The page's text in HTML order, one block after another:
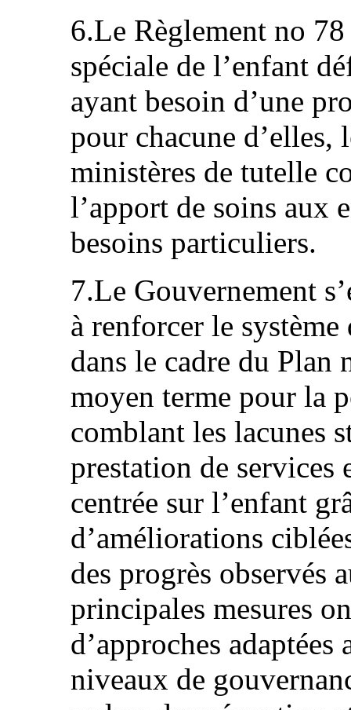
6.Le Règlement no
spéciale de l’enfant
ayant besoin d’une
pour chacune
ministères de tutelle
l’apport de soins aux
besoins particuliers.
7.Le Gouvernement
à renforcer le
dans le cadre du Plan
moyen terme pour la
comblant les lacunes
prestation de services
centrée sur l’enfant
d’améliorations
des progrès observés
principales mesures
d’approches
niveaux de